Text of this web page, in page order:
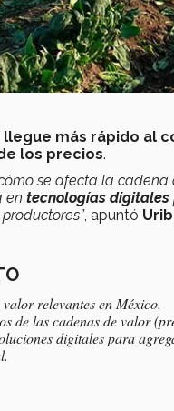
llegue más rápido al
los precios.
se afecta la
en tecnologías digitales
, apuntó
relevantes en México.
de las cadenas de valor
digitales para